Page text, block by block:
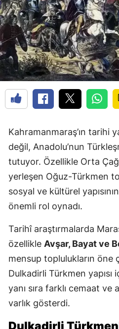
Kahramanmaraş’ın tarihi
değil, Anadolu’nun
tutuyor. Özellikle Orta
yerleşen Oğuz-Türkmen
sosyal ve kültürel
önemli rol oynadı.
Tarihî araştırmalarda
özellikle Avşar, Bayat ve
mensup toplulukların öne
Dulkadirli Türkmen yapısı
yanı sıra farklı cemaat
varlık gösterdi.
Dulkadirli